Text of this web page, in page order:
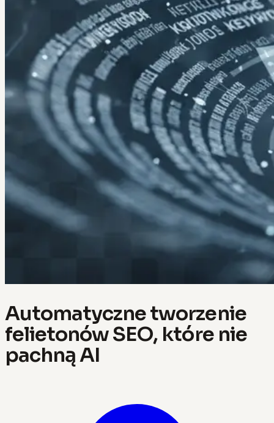
Automatyczne tworzenie
felietonów SEO, które nie
pachną AI